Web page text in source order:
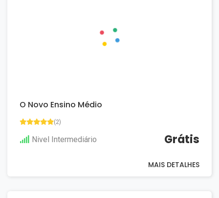
O Novo Ensino Médio
(2)
Nivel Intermediário Grátis
MAIS DETALHES